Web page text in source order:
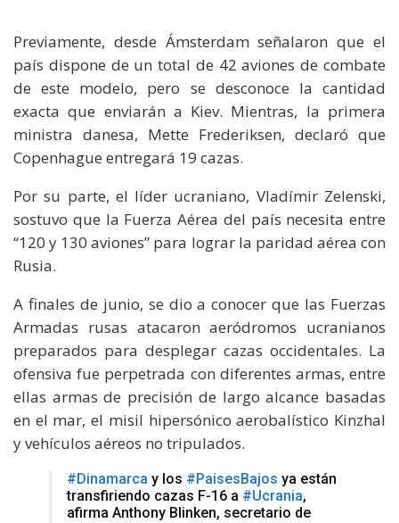
Previamente, desde Ámsterdam señalaron que el
país dispone de un total de 42 aviones de combate
de este modelo, pero se desconoce la cantidad
exacta que enviarán a Kiev. Mientras, la primera
ministra danesa, Mette Frederiksen, declaró que
Copenhague entregará 19 cazas.
Por su parte, el líder ucraniano, Vladímir Zelenski,
sostuvo que la Fuerza Aérea del país necesita entre
“120 y 130 aviones” para lograr la paridad aérea con
Rusia.
A finales de junio, se dio a conocer que las Fuerzas
Armadas rusas atacaron aeródromos ucranianos
preparados para desplegar cazas occidentales. La
ofensiva fue perpetrada con diferentes armas, entre
ellas armas de precisión de largo alcance basadas
en el mar, el misil hipersónico aerobalístico Kinzhal
y vehículos aéreos no tripulados.
#Dinamarca y los #PaisesBajos ya están
transfiriendo cazas F-16 a #Ucrania,
afirma Anthony Blinken, secretario de